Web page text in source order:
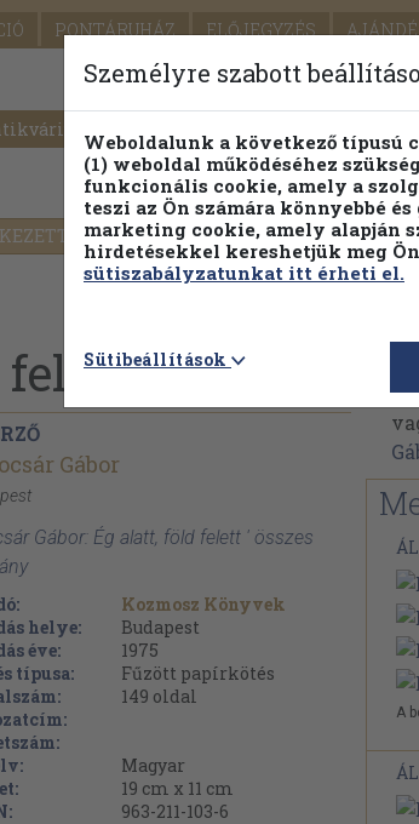
PONTÁRUHÁZ ELŐJEGYZÉS
PILLANATNYI ÁRAINK
Részletes kereső
felett
Gábor
Gábor: Ég alatt, föld felett ' összes
Kozmosz Könyvek
helye:
Budapest
éve:
1975
típusa:
Fűzött papírkötés
149 oldal
Magyar
19 cm x 11 cm
963-211-103-6
A
Személyre szabott
Weboldalunk a következő típusú
(1) weboldal működéséhez
funkcionális cookie, amely a
teszi az Ön számára könnyebbé és
marketing cookie, amely alapján
hirdetésekkel kereshetjük meg
sütiszabályzatunkat itt érheti el.
Sütibeállítások